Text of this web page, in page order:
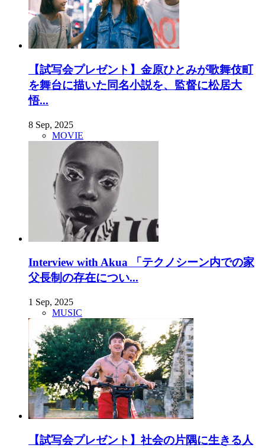
【試写会プレゼント】金原ひとみが歌舞伎町
を舞台に描いた同名小説を、監督に松居大
悟...
8 Sep, 2025
MOVIE
Interview with Akua 「テクノシーン内での家
父長制の存在につい...
1 Sep, 2025
MUSIC
【試写会プレゼント】社会の片隅に生きる人